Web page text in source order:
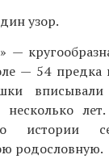
узор.
—
— 54 предка
несколько
истории
родословную.